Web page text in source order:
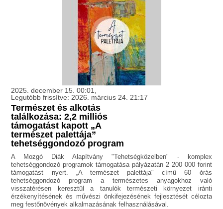
2025. december 15. 00:01,
Legutóbb frissítve: 2026. március 24. 21:17
Természet és alkotás
találkozása: 2,2 milliós
támogatást kapott „A
természet palettája”
tehetséggondozó program
A Mozgó Diák Alapítvány "Tehetségközelben" - komplex
tehetséggondozó programok támogatása pályázatán 2 200 000 forint
támogatást nyert. „A természet palettája" című 60 órás
tehetséggondozó program a természetes anyagokhoz való
visszatérésen keresztül a tanulók természeti környezet iránti
érzékenyítésének és művészi önkifejezésének fejlesztését célozta
meg festőnövények alkalmazásának felhasználásával.